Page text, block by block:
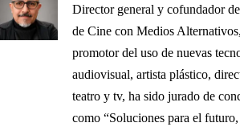
Director general y cofundador
de Cine con Medios
promotor del uso de nuevas
audiovisual, artista plástico,
teatro y tv, ha sido jurado de
como “Soluciones para el